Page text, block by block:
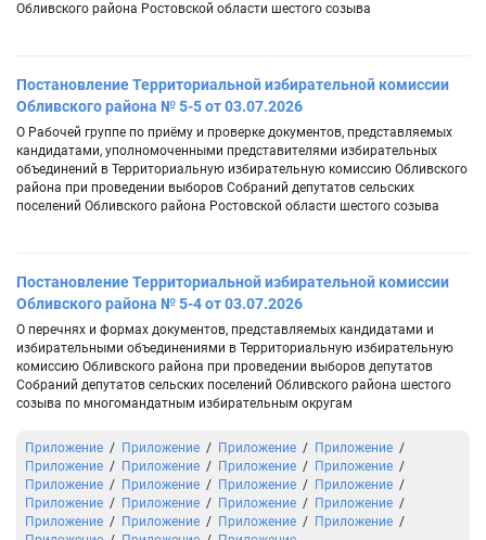
Обливского района Ростовской области шестого созыва
Постановление Территориальной избирательной комиссии
Обливского района № 5-5 от 03.07.2026
О Рабочей группе по приёму и проверке документов, представляемых
кандидатами, уполномоченными представителями избирательных
объединений в Территориальную избирательную комиссию Обливского
района при проведении выборов Собраний депутатов сельских
поселений Обливского района Ростовской области шестого созыва
Постановление Территориальной избирательной комиссии
Обливского района № 5-4 от 03.07.2026
О перечнях и формах документов, представляемых кандидатами и
избирательными объединениями в Территориальную избирательную
комиссию Обливского района при проведении выборов депутатов
Собраний депутатов сельских поселений Обливского района шестого
созыва по многомандатным избирательным округам
Приложение Приложение Приложение
Приложение
Приложение
Приложение Приложение
Приложение
Приложение
Приложение Приложение
Приложение
Приложение
Приложение Приложение
Приложение
Приложение
Приложение Приложение
Приложение